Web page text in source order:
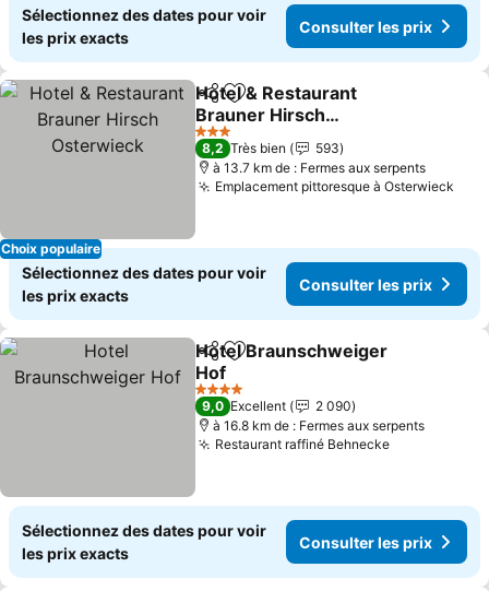
Sélectionnez des dates pour voir
les prix exacts
Consulter les prix
Choix populaire
PartagerAjouter à mes favoris
Hotel & Restaurant
Brauner Hirsch
Osterwieck
3 Étoiles
8,2 Très bien
593
à 13.7 km de : Fermes aux serpents
Emplacement pittoresque à Osterwieck
Sélectionnez des dates pour voir
les prix exacts
Consulter les prix
PartagerAjouter à mes favoris
Hotel Braunschweiger
Hof
4 Étoiles
9,0 Excellent
2 090
à 16.8 km de : Fermes aux serpents
Restaurant raffiné Behnecke
Sélectionnez des dates pour voir
les prix exacts
Consulter les prix